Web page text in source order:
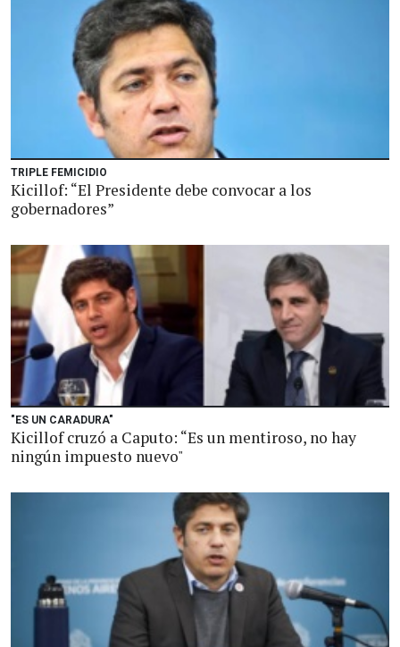
TRIPLE FEMICIDIO
Kicillof: “El Presidente debe convocar a los
gobernadores”
"ES UN CARADURA"
Kicillof cruzó a Caputo: “Es un mentiroso, no hay
ningún impuesto nuevo"